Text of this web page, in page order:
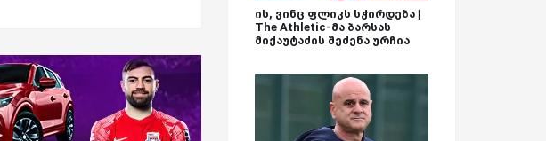
ის, ვინც ფლიკს სჭირდება |
The Athletic-მა ბარსას
მიქაუტაძის შეძენა ურჩია